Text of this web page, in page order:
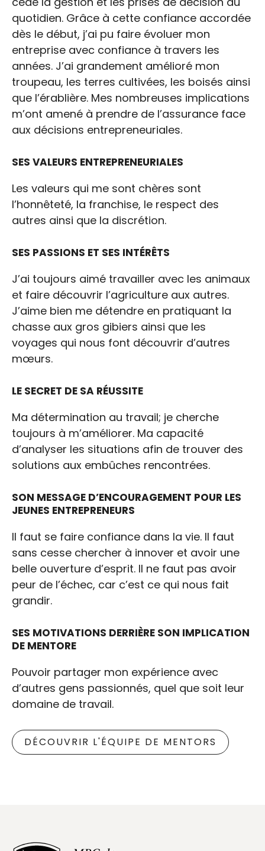
quotidien. Grâce à cette confiance accordée
dès le début, j’ai pu faire évoluer mon
entreprise avec confiance à travers les
années. J’ai grandement amélioré mon
troupeau, les terres cultivées, les boisés ainsi
que l’érablière. Mes nombreuses implications
m’ont amené à prendre de l’assurance face
aux décisions entrepreneuriales.
SES VALEURS ENTREPRENEURIALES
Les valeurs qui me sont chères sont
l’honnêteté, la franchise, le respect des
autres ainsi que la discrétion.
SES PASSIONS ET SES INTÉRÊTS
J’ai toujours aimé travailler avec les animaux
et faire découvrir l’agriculture aux autres.
J’aime bien me détendre en pratiquant la
chasse aux gros gibiers ainsi que les
voyages qui nous font découvrir d’autres
mœurs.
LE SECRET DE SA RÉUSSITE
Ma détermination au travail; je cherche
toujours à m’améliorer. Ma capacité
d’analyser les situations afin de trouver des
solutions aux embûches rencontrées.
SON MESSAGE D’ENCOURAGEMENT POUR LES
JEUNES ENTREPRENEURS
Il faut se faire confiance dans la vie. Il faut
sans cesse chercher à innover et avoir une
belle ouverture d’esprit. Il ne faut pas avoir
peur de l’échec, car c’est ce qui nous fait
grandir.
SES MOTIVATIONS DERRIÈRE SON IMPLICATION
DE MENTORE
Pouvoir partager mon expérience avec
d’autres gens passionnés, quel que soit leur
domaine de travail.
DÉCOUVRIR L'ÉQUIPE DE MENTORS